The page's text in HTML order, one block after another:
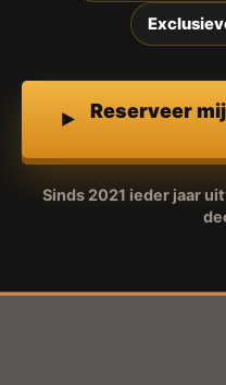
Reserveer
Sinds 2021 ieder jaar